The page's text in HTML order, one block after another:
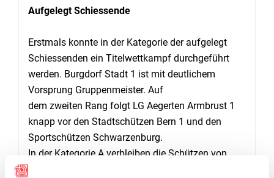
Aufgelegt Schiessende
Erstmals konnte in der Kategorie der aufgelegt
Schiessenden ein Titelwettkampf durchgeführt
werden. Burgdorf Stadt 1 ist mit deutlichem
Vorsprung Gruppenmeister. Auf
dem zweiten Rang folgt LG Aegerten Armbrust 1
knapp vor den Stadtschützen Bern 1 und den
Sportschützen Schwarzenburg.
In der Kategorie A verbleiben die Schützen von